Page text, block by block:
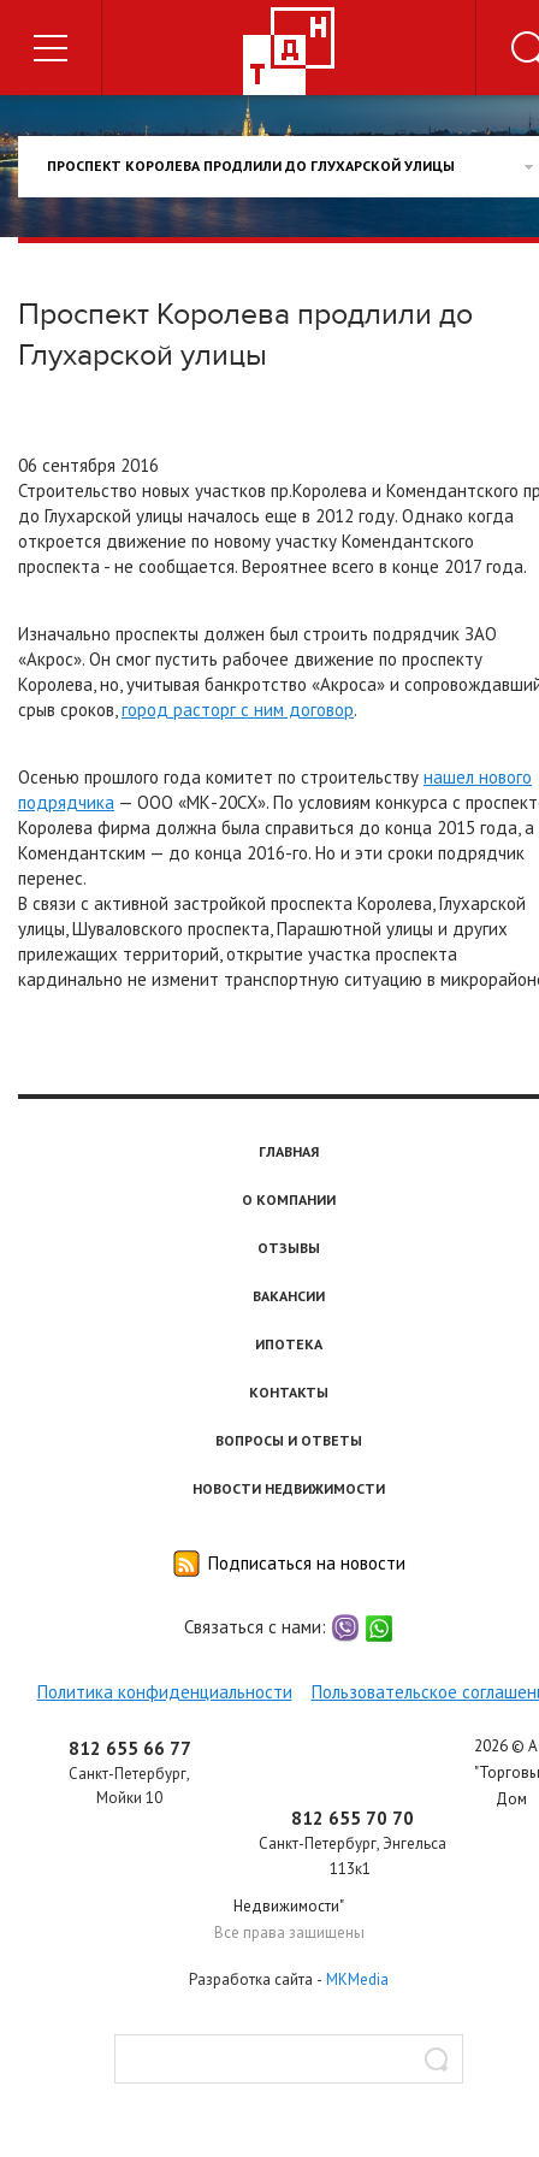
ПРОСПЕКТ КОРОЛЕВА ПРОДЛИЛИ ДО ГЛУХАРСКОЙ УЛИЦЫ
Проспект Королева продлили до
Глухарской улицы
06 сентября 2016
Строительство новых участков пр.Королева и Комендантского
до Глухарской улицы началось еще в 2012 году. Однако когда
откроется движение по новому участку Комендантского
проспекта - не сообщается. Вероятнее всего в конце 2017 года.
Изначально проспекты должен был строить подрядчик ЗАО
«Акрос». Он смог пустить рабочее движение по проспекту
Королева, но, учитывая банкротство «Акроса» и
срыв сроков,город расторг с ним договор.
Осенью прошлого года комитет по строительству нашел нового
подрядчика — ООО «МК-20СХ». По условиям конкурса с
Королева фирма должна была справиться до конца 2015 года, а
Комендантским — до конца 2016-го. Но и эти сроки подрядчик
перенес.
В связи с активной застройкой проспекта Королева, Глухарской
улицы, Шуваловского проспекта, Парашютной улицы и других
прилежащих территорий, открытие участка проспекта
кардинально не изменит транспортную ситуацию в
ГЛАВНАЯ
О КОМПАНИИ
ОТЗЫВЫ
ВАКАНСИИ
ИПОТЕКА
КОНТАКТЫ
ВОПРОСЫ И ОТВЕТЫ
НОВОСТИ НЕДВИЖИМОСТИ
Подписаться на новости
Связаться с нами:
viber
whatsapp
Политика конфиденциальности Пользовательское
812 655 66 77
Санкт-Петербург,
Мойки 10
812 655 70 70
Санкт-Петербург, Энгельса
113к1
2026 ©
Дом
Недвижимости"
Все права защищены
Разработка сайта - MKMedia